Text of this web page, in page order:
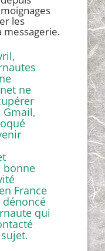
les
messagerie.
ne
bonne
France
dénoncé
qui